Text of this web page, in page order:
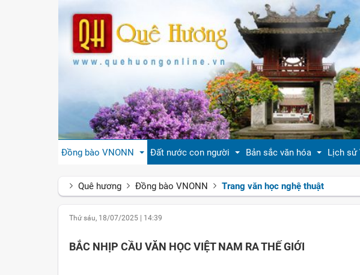
Đồng bào VNONN Đất nước con người Bản sắc văn hóa Lịch sử
Quê hương Đồng bào VNONN Trang văn học nghệ thuật
Thứ sáu, 18/07/2025 14:39
BẮC NHỊP CẦU VĂN HỌC VIỆT NAM RA THẾ GIỚI